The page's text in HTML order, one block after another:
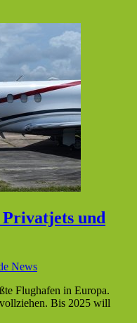
und
News
Flughafen in Europa.
Bis 2025 will